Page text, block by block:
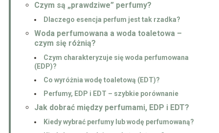
Czym są „prawdziwe” perfumy?
Dlaczego esencja perfum jest tak rzadka?
Woda perfumowana a woda toaletowa –
czym się różnią?
Czym charakteryzuje się woda perfumowana
(EDP)?
Co wyróżnia wodę toaletową (EDT)?
Perfumy, EDP i EDT – szybkie porównanie
Jak dobrać między perfumami, EDP i EDT?
Kiedy wybrać perfumy lub wodę perfumowaną?